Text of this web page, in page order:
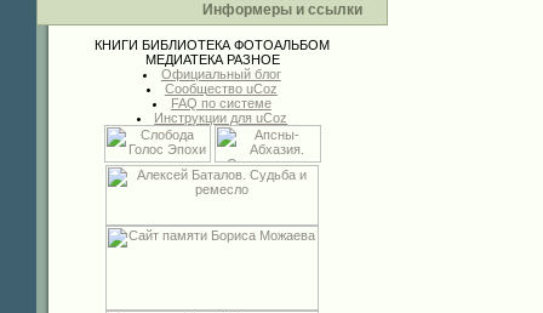
Информеры и ссылки
КНИГИ БИБЛИОТЕКА ФОТОАЛЬБОМ
МЕДИАТЕКА РАЗНОЕ
Официальный блог
Сообщество uCoz
FAQ по системе
Инструкции для uCoz